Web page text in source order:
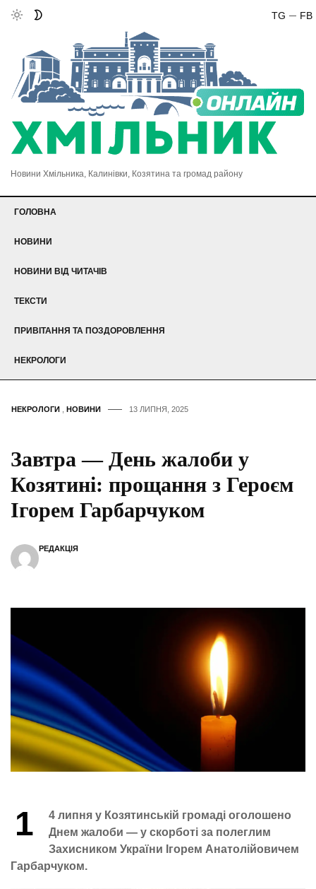
FB
TG
Новини Хмільника, Калинівки, Козятина та громад району
ГОЛОВНА
НОВИНИ
НОВИНИ ВІД ЧИТАЧІВ
ТЕКСТИ
ПРИВІТАННЯ ТА ПОЗДОРОВЛЕННЯ
НЕКРОЛОГИ
НЕКРОЛОГИ НОВИНИ 13 ЛИПНЯ, 2025
Завтра — День жалоби у
Козятині: прощання з Героєм
Ігорем Гарбарчуком
РЕДАКЦІЯ
1
4 липня у Козятинській громаді оголошено
Днем жалоби — у скорботі за полеглим
Захисником України Ігорем Анатолійовичем
Гарбарчуком.